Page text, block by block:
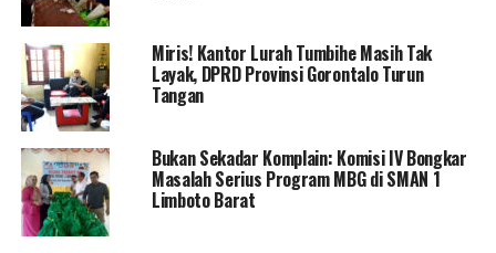
yang diajukan dapat terealisasi dengan baik.
Paris juga mengucapkan terima kasih kepada Kepala
Desa Teratai yang telah mendampinginya dalam
kunjungan tersebut, serta kepada perangkat desa dan
masyarakat yang sangat mengapresiasi kehadirannya di
sana.
“Dengan tulus, saya mengucapkan terima kasih kepada
Miris! Kantor Lurah Tumbihe Masih Tak
Layak, DPRD Provinsi Gorontalo Turun
Tangan
Bukan Sekadar Komplain: Komisi IV Bongkar
Masalah Serius Program MBG di SMAN 1
Limboto Barat